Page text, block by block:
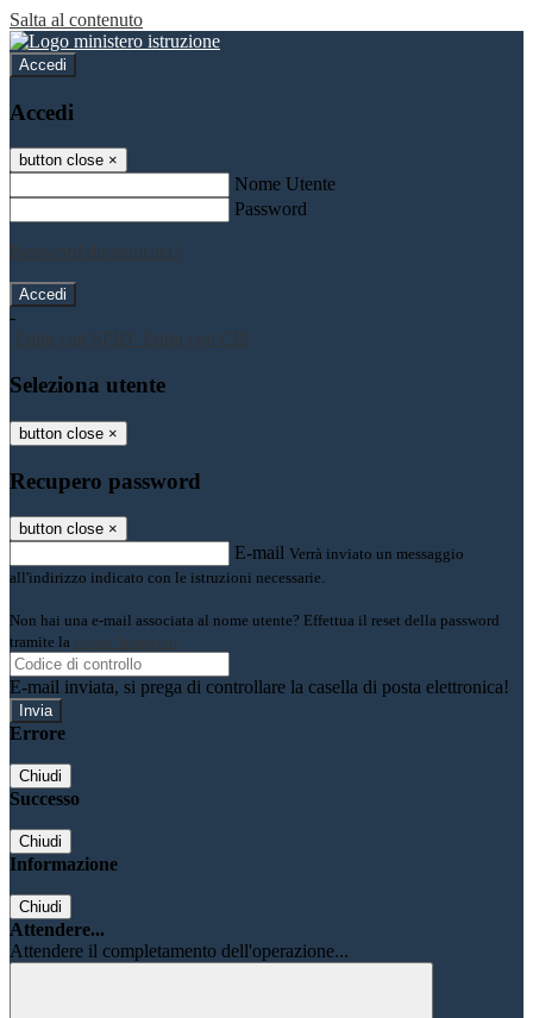
Salta al contenuto
Accedi
Accedi
button close ×
Nome Utente
Password
Password dimenticata?
-
Entra con SPID
Entra con CIE
Seleziona utente
button close ×
Recupero password
button close ×
E-mail Verrà inviato un messaggio
all'indirizzo indicato con le istruzioni necessarie.
Non hai una e-mail associata al nome utente? Effettua il reset della password
tramite la Login Spaggiari
E-mail inviata, si prega di controllare la casella di posta elettronica!
Errore
Chiudi
Successo
Chiudi
Informazione
Chiudi
Attendere...
Attendere il completamento dell'operazione...